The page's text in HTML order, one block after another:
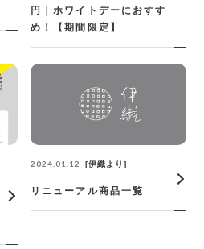
円｜ホワイトデーにおすす
め！【期間限定】
2024.01.12 伊織より
リニューアル商品一覧